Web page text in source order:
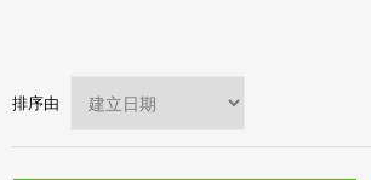
排序由